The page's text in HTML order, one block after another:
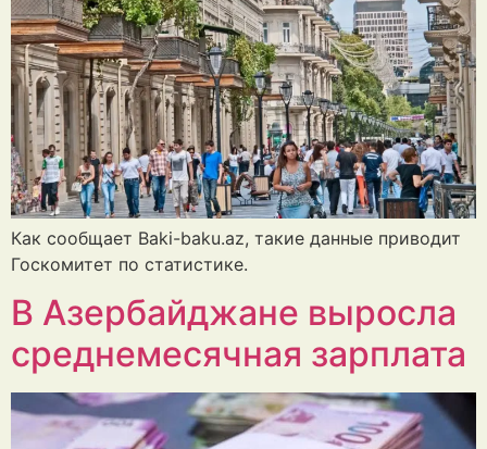
Как сообщает Baki-baku.az, такие данные приводит
Госкомитет по статистике.
В Азербайджане выросла
среднемесячная зарплата